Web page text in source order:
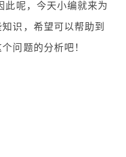
此呢，今天小编就来为
识，希望可以帮助到
问题的分析吧！